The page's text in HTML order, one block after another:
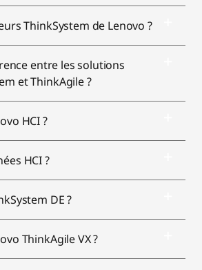
ThinkSystem de Lenovo ?
entre les solutions
et ThinkAgile ?
HCI ?
HCI ?
DE ?
ThinkAgile VX ?